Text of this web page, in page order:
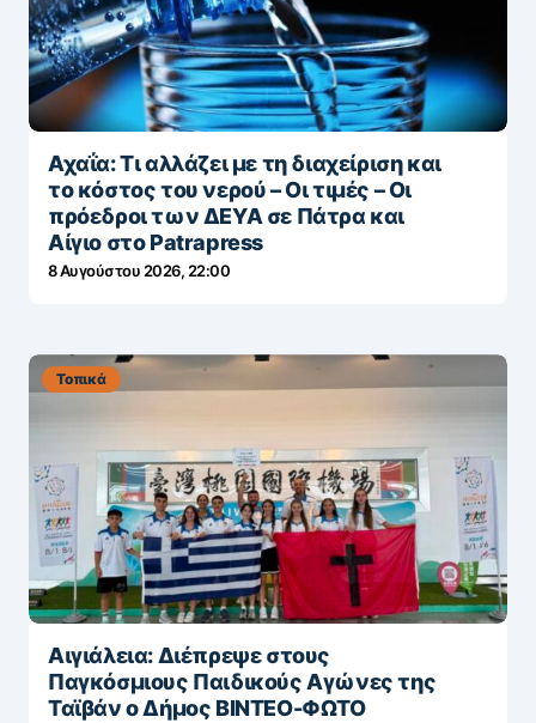
Αχαΐα: Τι αλλάζει με τη διαχείριση και
το κόστος του νερού – Οι τιμές – Οι
πρόεδροι των ΔΕΥΑ σε Πάτρα και
Αίγιο στο Patrapress
8 Αυγούστου 2026, 22:00
Τοπικά
Αιγιάλεια: Διέπρεψε στους
Παγκόσμιους Παιδικούς Αγώνες της
Ταϊβάν ο Δήμος ΒΙΝΤΕΟ-ΦΩΤΟ